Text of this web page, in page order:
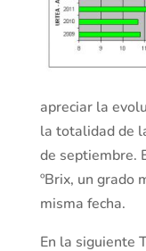
apreciar la
la totalidad de
de septiembre.
ºBrix, un grado
misma fecha.
En la siguiente